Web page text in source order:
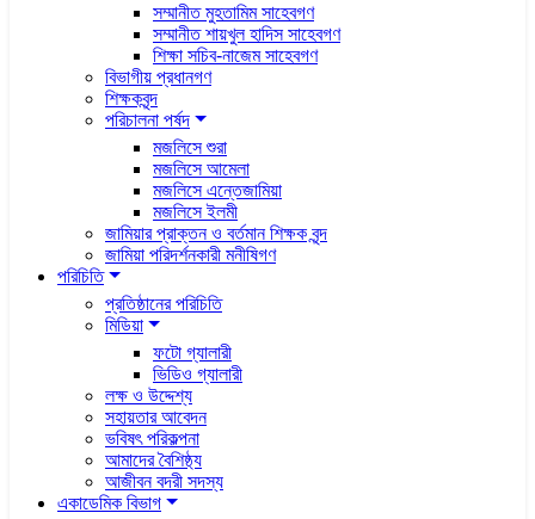
সম্মানীত মুহতামিম সাহেবগণ
সম্মানীত শায়খুল হাদিস সাহেবগণ
শিক্ষা সচিব-নাজেম সাহেবগণ
বিভাগীয় প্রধানগণ
শিক্ষকবৃন্দ
পরিচালনা পর্ষদ
মজলিসে শুরা
মজলিসে আমেলা
মজলিসে এন্তেজামিয়া
মজলিসে ইলমী
জামিয়ার প্রাক্তন ও বর্তমান শিক্ষক বৃন্দ
জামিয়া পরিদর্শনকারী মনীষিগণ
পরিচিতি
প্রতিষ্ঠানের পরিচিতি
মিডিয়া
ফটো গ্যালারী
ভিডিও গ্যালারী
লক্ষ ও উদ্দেশ্য
সহায়তার আবেদন
ভবিষৎ পরিকল্পনা
আমাদের বৈশিষ্ঠ্য
আজীবন বদরী সদস্য
একাডেমিক বিভাগ